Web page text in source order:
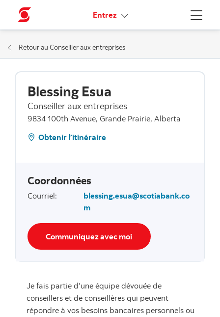
Menu
Entrez Liens connexes
Retour au Conseiller aux entreprises
Blessing Esua
Conseiller aux entreprises
9834 100th Avenue, Grande Prairie, Alberta
Obtenir l’itinéraire
Coordonnées
Courriel:
blessing.esua@scotiabank.co
m
Communiquez avec moi
Je fais partie d’une équipe dévouée de
conseillers et de conseillères qui peuvent
répondre à vos besoins bancaires personnels ou